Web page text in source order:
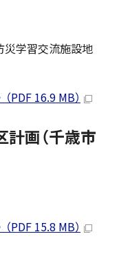
災学習交流施設地
PDF 16.9 MB）
計画（千歳市
PDF 15.8 MB）